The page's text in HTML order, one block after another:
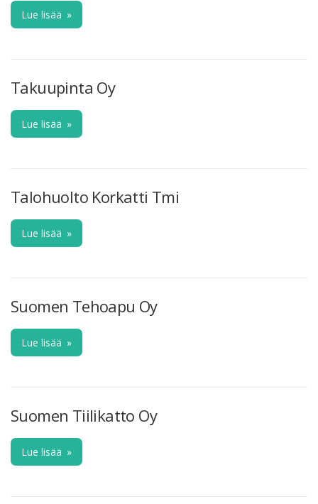
Lue lisää »
Takuupinta Oy
Lue lisää »
Talohuolto Korkatti Tmi
Lue lisää »
Suomen Tehoapu Oy
Lue lisää »
Suomen Tiilikatto Oy
Lue lisää »